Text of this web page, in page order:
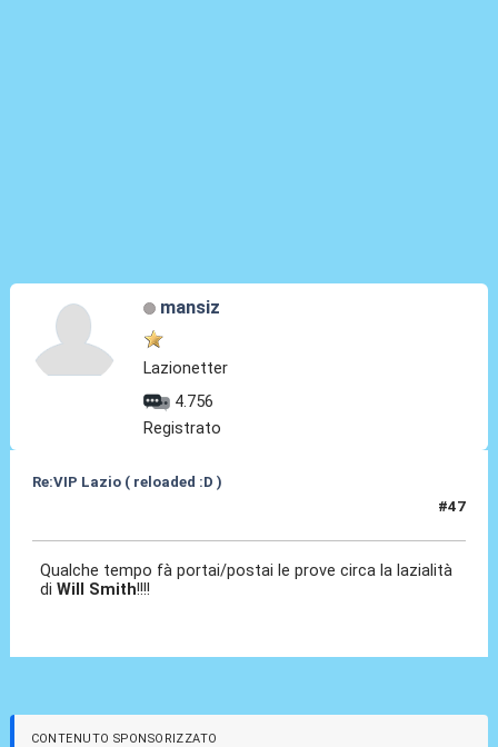
mansiz
Lazionetter
4.756
Registrato
Re:VIP Lazio ( reloaded :D )
#47
Qualche tempo fà portai/postai le prove circa la lazialità
di Will Smith!!!!
CONTENUTO SPONSORIZZATO